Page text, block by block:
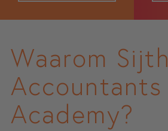
Waarom
Accountants
Academy?